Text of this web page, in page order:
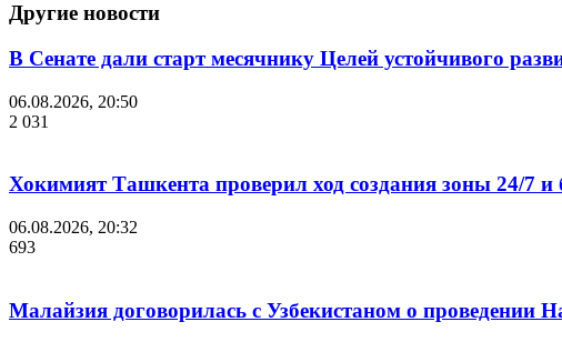
Другие новости
В Сенате дали старт месячнику Целей устойчивого
06.08.2026, 20:50
2 031
Хокимият Ташкента проверил ход создания зоны 24/7 и
06.08.2026, 20:32
693
Малайзия договорилась с Узбекистаном о проведении